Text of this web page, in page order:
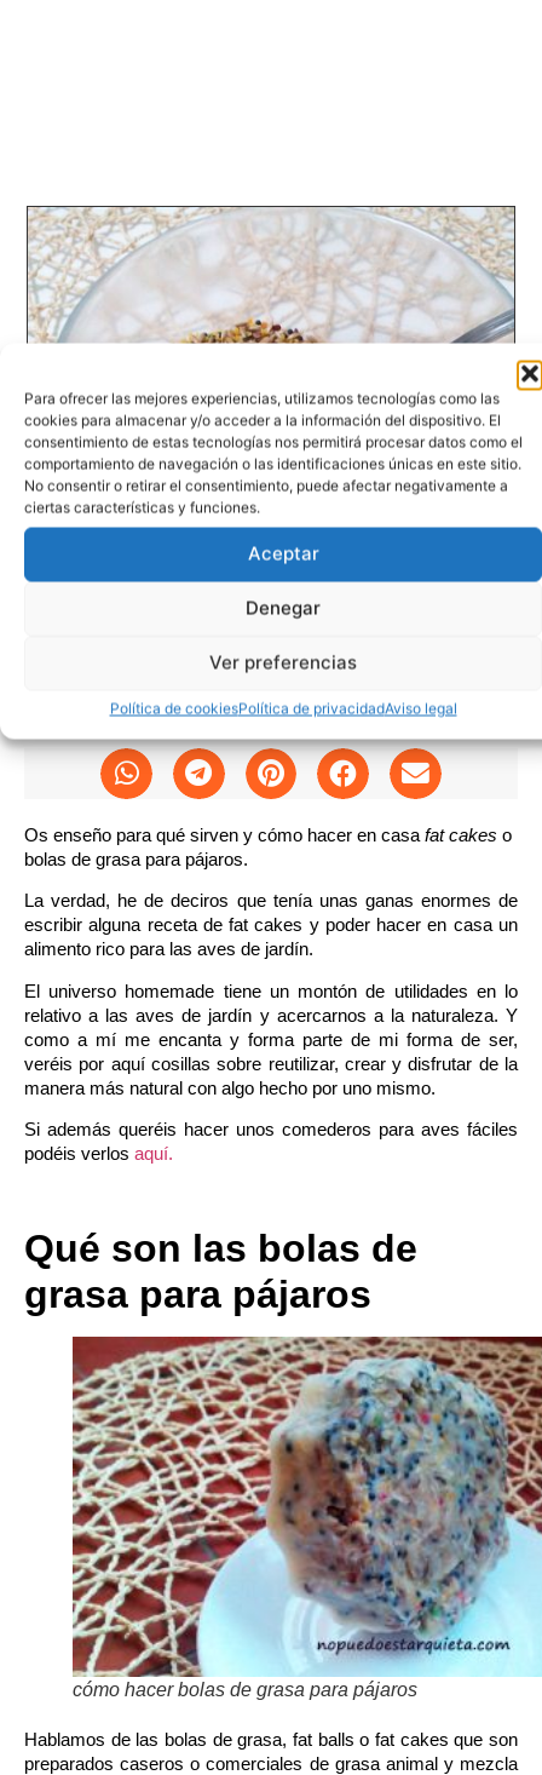
Para ofrecer las mejores experiencias, utilizamos tecnologías como las
cookies para almacenar y/o acceder a la información del dispositivo. El
consentimiento de estas tecnologías nos permitirá procesar datos como el
comportamiento de navegación o las identificaciones únicas en este sitio.
No consentir o retirar el consentimiento, puede afectar negativamente a
ciertas características y funciones.
Aceptar
Denegar
Ver preferencias
Política de cookiesPolítica de privacidadAviso legal
Os enseño para qué sirven y cómo hacer en casa fat cakes o
bolas de grasa para pájaros.
La verdad, he de deciros que tenía unas ganas enormes de
escribir alguna receta de fat cakes y poder hacer en casa un
alimento rico para las aves de jardín.
El universo homemade tiene un montón de utilidades en lo
relativo a las aves de jardín y acercarnos a la naturaleza. Y
como a mí me encanta y forma parte de mi forma de ser,
veréis por aquí cosillas sobre reutilizar, crear y disfrutar de la
manera más natural con algo hecho por uno mismo.
Si además queréis hacer unos comederos para aves fáciles
podéis verlos aquí.
Qué son las bolas de
grasa para pájaros
cómo hacer bolas de grasa para pájaros
Hablamos de las bolas de grasa, fat balls o fat cakes que son
preparados caseros o comerciales de grasa animal y mezcla